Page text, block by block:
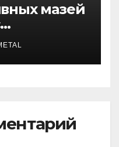
мазей
эффектом